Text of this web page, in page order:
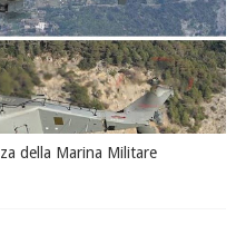
della Marina Militare